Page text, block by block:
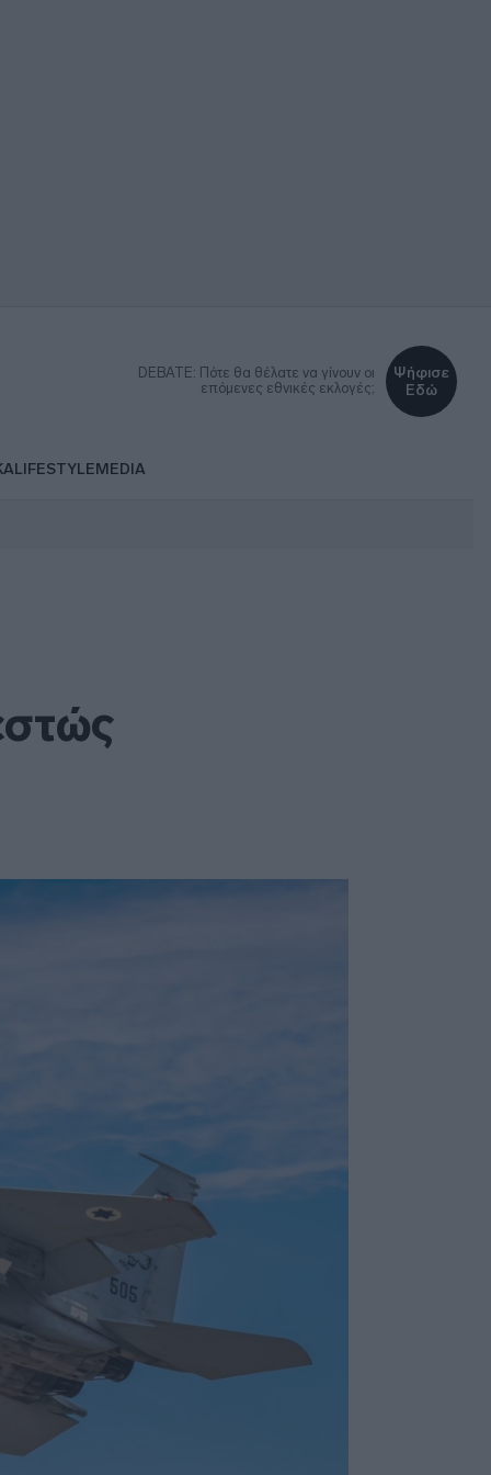
DEBATE: Πότε θα θέλατε να γίνουν οι
επόμενες εθνικές εκλογές;
Ψήφισε
Εδώ
LIFESTYLEMEDIA